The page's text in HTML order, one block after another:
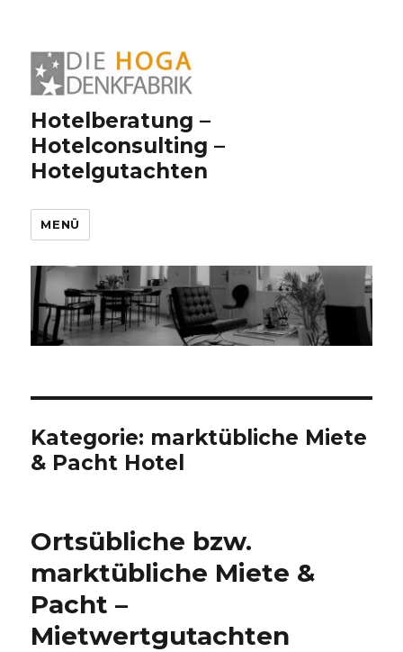
Hotelberatung –
Hotelconsulting –
Hotelgutachten
MENÜ
Kategorie: marktübliche Miete
& Pacht Hotel
Ortsübliche bzw.
marktübliche Miete &
Pacht –
Mietwertgutachten